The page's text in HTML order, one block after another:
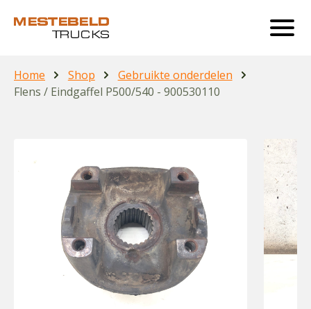
Home Shop
Gebruikte onderdelen
Flens / Eindgaffel P500/540 - 900530110